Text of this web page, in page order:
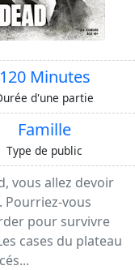
120 Minutes
d'une partie
Famille
Type de public
vous allez devoir
vous
pour survivre
cases du plateau